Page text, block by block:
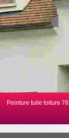
Peinture tuile toiture 78